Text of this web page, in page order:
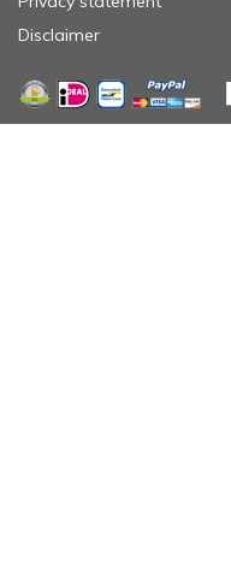
Disclaimer